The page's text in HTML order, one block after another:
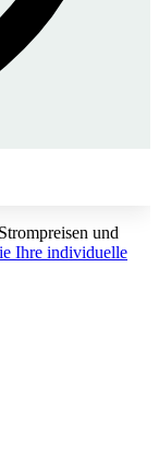
und
Ihre individuelle